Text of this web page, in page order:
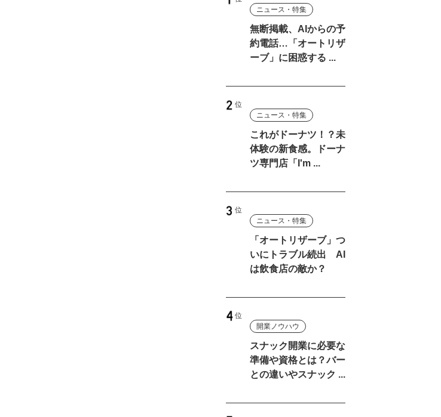
ニュース・特集
無断掲載、AIからの予
約電話…「オートリザ
ーブ」に困惑する ...
ニュース・特集
これがドーナツ！？未
体験の新食感。ドーナ
ツ専門店「I'm ...
ニュース・特集
「オートリザーブ」つ
いにトラブル続出 AI
は飲食店の敵か？
開業ノウハウ
スナック開業に必要な
準備や資格とは？バー
との違いやスナック ...